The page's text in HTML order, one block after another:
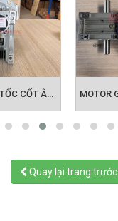
Quay lại trang trước